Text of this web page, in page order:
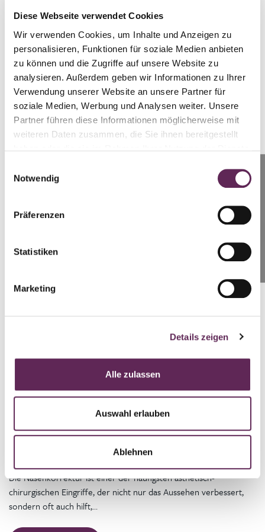
Diese Webseite verwendet Cookies
Wir verwenden Cookies, um Inhalte und Anzeigen zu
personalisieren, Funktionen für soziale Medien anbieten
zu können und die Zugriffe auf unsere Website zu
analysieren. Außerdem geben wir Informationen zu Ihrer
Verwendung unserer Website an unsere Partner für
soziale Medien, Werbung und Analysen weiter. Unsere
Partner führen diese Informationen möglicherweise mit
weiteren Daten zusammen, die Sie ihnen bereitgestellt
Notwendig
Präferenzen
Statistiken
Marketing
Details zeigen
Alle zulassen
Auswahl erlauben
Ablehnen
die Natur hat es in dieser…
WEITERLESEN
Innovationen in der Hautverjüngung und die
Vorteile des Multifunktionslasers
Dermatologie
Möglichkeiten der nicht-invasiven Hautverjüngung mit sichtbaren
Ergebnissen. Dazu…
WEITERLESEN
Ästhetische und funktionelle Nasenchirurgie:
Was Sie über Nasenkorrekturen wissen
sollten
Die Nasenkorrektur ist einer der häufigsten ästhetisch-
chirurgischen Eingriffe, der nicht nur das Aussehen verbessert,
sondern oft auch hilft,…
Prag: +420 739 994 664
Brünn: +420 728 955 944